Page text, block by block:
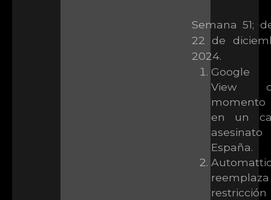
Semana 51;
22 de
2024.
Google
View
en un
España.
reemplaza